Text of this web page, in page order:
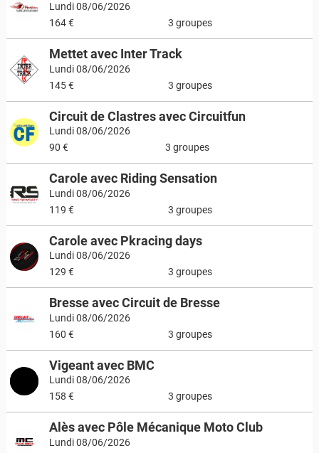
Lundi 08/06/2026
164 €
3 groupes
Mettet avec Inter Track
Lundi 08/06/2026
145 €
3 groupes
Circuit de Clastres avec Circuitfun
Lundi 08/06/2026
90 €
3 groupes
Carole avec Riding Sensation
Lundi 08/06/2026
119 €
3 groupes
Carole avec Pkracing days
Lundi 08/06/2026
129 €
3 groupes
Bresse avec Circuit de Bresse
Lundi 08/06/2026
160 €
3 groupes
Vigeant avec BMC
Lundi 08/06/2026
158 €
3 groupes
Alès avec Pôle Mécanique Moto Club
Lundi 08/06/2026